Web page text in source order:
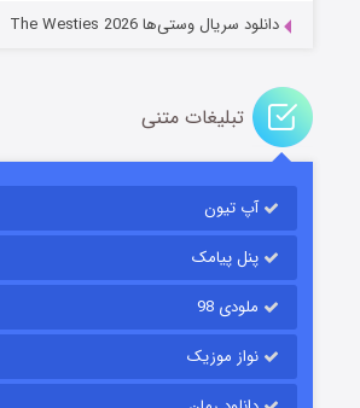
مردگان متحرک: شهر مرده ۳
دانلود سریال وستی‌ها The Westies 2026
تبلیغات متنی
آپ تیون
پنل پیامک
ملودی 98
نواز موزیک